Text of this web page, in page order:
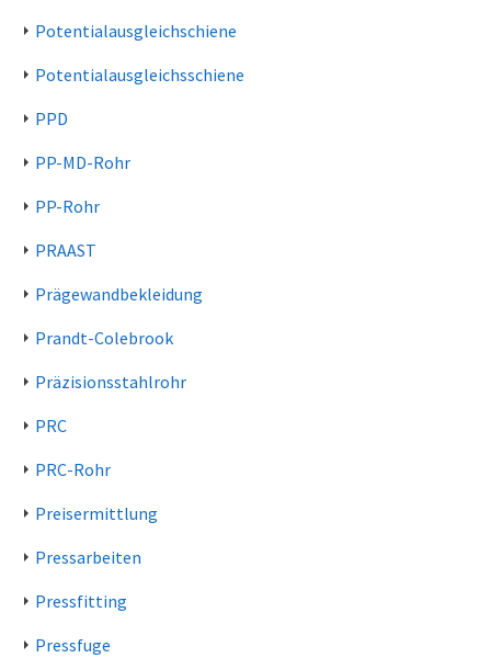
Potentialausgleichschiene
Potentialausgleichsschiene
PPD
PP-MD-Rohr
PP-Rohr
PRAAST
Prägewandbekleidung
Prandt-Colebrook
Präzisionsstahlrohr
PRC
PRC-Rohr
Preisermittlung
Pressarbeiten
Pressfitting
Pressfuge